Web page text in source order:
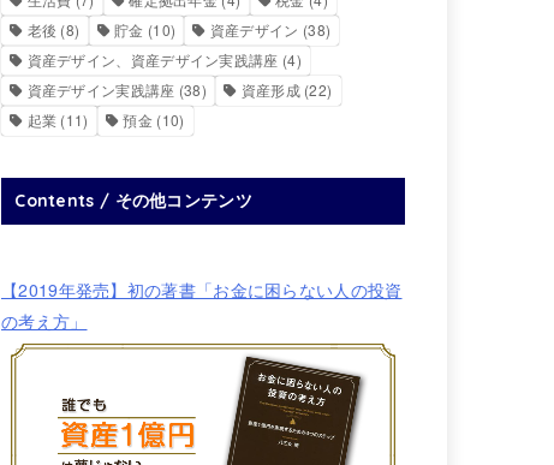
老後 (8) 貯金 (10) 資産デザイン (38)
資産デザイン、資産デザイン実践講座 (4)
資産デザイン実践講座 (38) 資産形成(22)
起業 (11) 預金 (10)
Contents / その他コンテンツ
【2019年発売】初の著書「お金に困らない人の投資
の考え方」